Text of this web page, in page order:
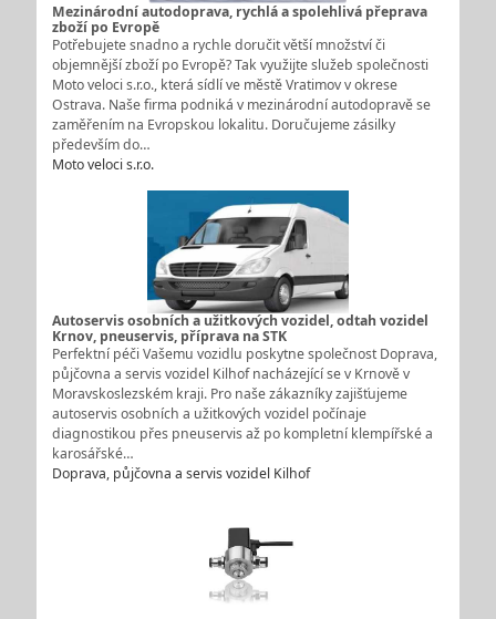
Mezinárodní autodoprava, rychlá a spolehlivá přeprava
zboží po Evropě
Potřebujete snadno a rychle doručit větší množství či
objemnější zboží po Evropě? Tak využijte služeb společnosti
Moto veloci s.r.o., která sídlí ve městě Vratimov v okrese
Ostrava. Naše firma podniká v mezinárodní autodopravě se
zaměřením na Evropskou lokalitu. Doručujeme zásilky
především do…
Moto veloci s.r.o.
Autoservis osobních a užitkových vozidel, odtah vozidel
Krnov, pneuservis, příprava na STK
Perfektní péči Vašemu vozidlu poskytne společnost Doprava,
půjčovna a servis vozidel Kilhof nacházející se v Krnově v
Moravskoslezském kraji. Pro naše zákazníky zajišťujeme
autoservis osobních a užitkových vozidel počínaje
diagnostikou přes pneuservis až po kompletní klempířské a
karosářské…
Doprava, půjčovna a servis vozidel Kilhof